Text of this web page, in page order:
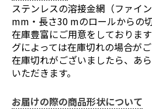
お買い物を続ける
ステンレスの溶接金網（ファイ
mm・長さ30 mのロールからの
在庫豊富にご用意をしておりま
グによっては在庫切れの場合がご
在庫切れがございましたら、あ
いただきます。
お届けの際の商品形状について